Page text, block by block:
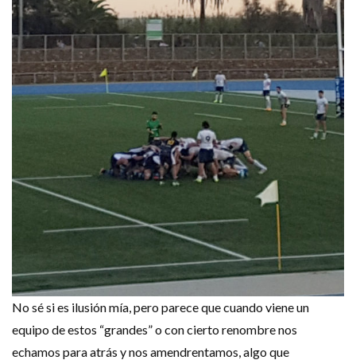
No sé si es ilusión mía, pero parece que cuando viene un
equipo de estos “grandes” o con cierto renombre nos
echamos para atrás y nos amendrentamos, algo que